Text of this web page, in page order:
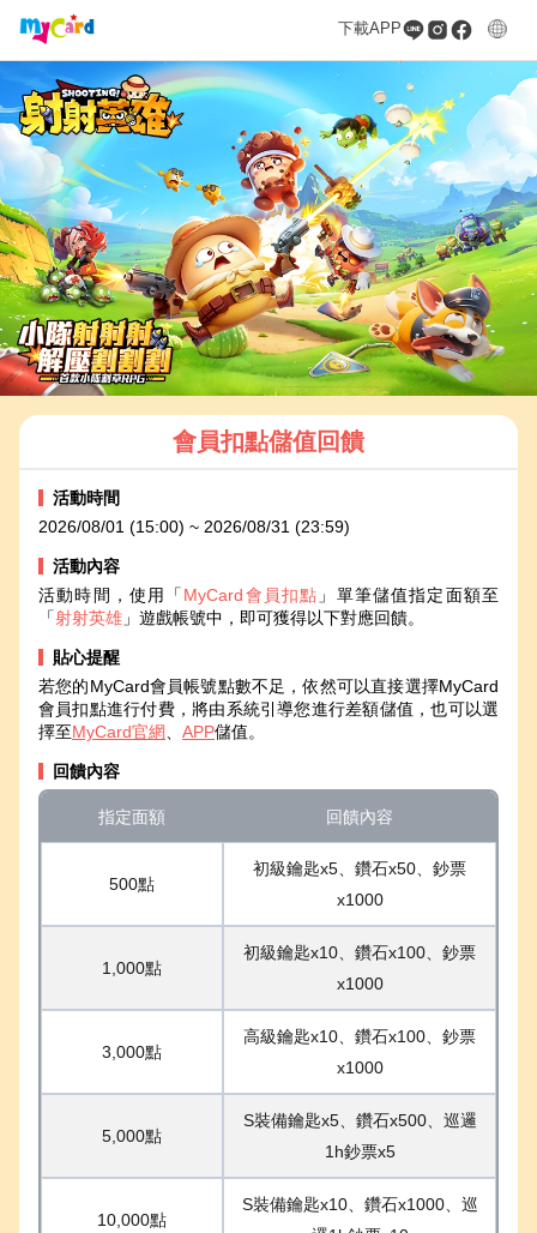
下載APP
會員扣點儲值回饋
活動時間
2026/08/01 (15:00) ~ 2026/08/31 (23:59)
活動內容
活動時間，使用「 MyCard會員扣點 」單筆儲值指定面額至
「射射英雄 」遊戲帳號中，即可獲得以下對應回饋。
貼心提醒
若您的MyCard會員帳號點數不足，依然可以直接選擇MyCard
會員扣點進行付費，將由系統引導您進行差額儲值，也可以選
擇至MyCard官網 APP儲值。
回饋內容
指定面額 回饋內容
500點
初級鑰匙x5、鑽石x50、鈔票
x1000
1,000點
初級鑰匙x10、鑽石x100、鈔票
x1000
3,000點
高級鑰匙x10、鑽石x100、鈔票
x1000
5,000點
S裝備鑰匙x5、鑽石x500、巡邏
1h鈔票x5
10,000點
S裝備鑰匙x10、鑽石x1000、巡